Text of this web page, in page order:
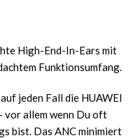
High-End-In-Ears mit
Funktionsumfang.
jeden Fall die HUAWEI
vor allem wenn Du oft
bist. Das ANC minimiert